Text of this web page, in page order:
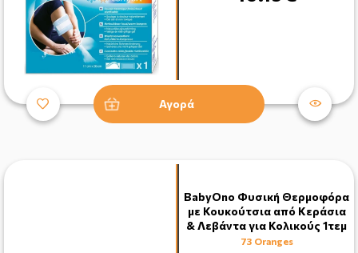
Αγορά
BabyOno Φυσική Θερμοφόρα
με Κουκούτσια από Κεράσια
& Λεβάντα για Κολικούς 1τεμ
73 Oranges